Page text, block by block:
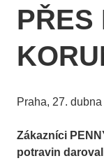
PŘES
Praha, 27.
Zákazníci
potravin